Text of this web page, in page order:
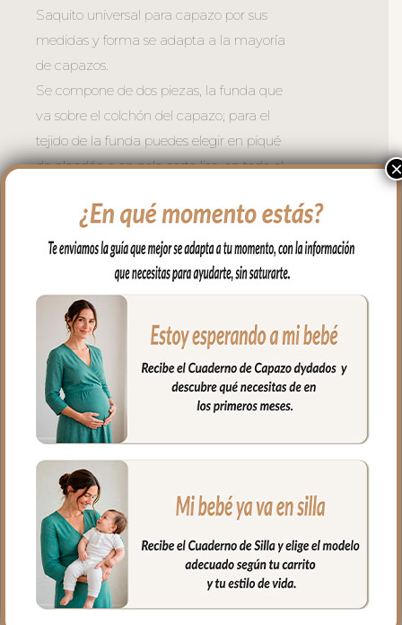
Saquito universal para capazo por sus
medidas y forma se adapta a la mayoría
de capazos.
Se compone de dos piezas, la funda que
va sobre el colchón del capazo; para el
tejido de la funda puedes elegir en piqué
de algodón o en pelo corto liso, en todo el
cubrir la cremallera para no rozar al bebé
en las piernitas.
Para la tapa del saco tejido piqué
bordado; un piqué de algodón.
El relleno de la funda es de micro fibra
hueca para mayor confort del bebé y
muy buena transpirabilidad. Por el revés
un tejido rejilla 3D para una mejor
ventilación.
La tapa del saco se une a la funda
mediante cremalleras laterales, siempre
al tono, que puedes abrir como necesites
o quitar la tapa entera y usar la funda
como colchoneta de capazo.
El relleno de la tapa es de micro fibra
hueca para mayor confort del bebé y
×